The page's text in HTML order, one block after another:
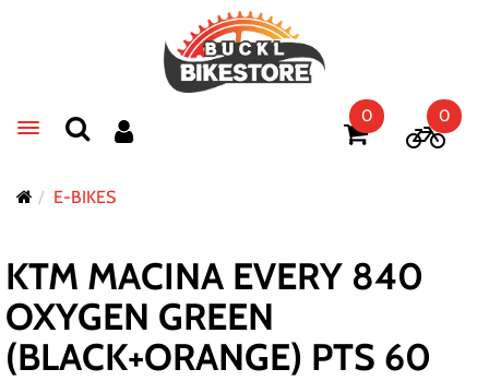
Toggle navigation
0 0
E-BIKES
KTM MACINA EVERY 840
OXYGEN GREEN
(BLACK+ORANGE) PTS 60